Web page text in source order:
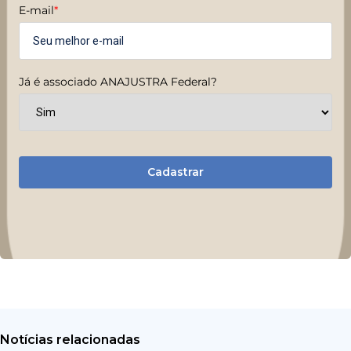
E-mail*
Já é associado ANAJUSTRA Federal?
Cadastrar
Notícias relacionadas